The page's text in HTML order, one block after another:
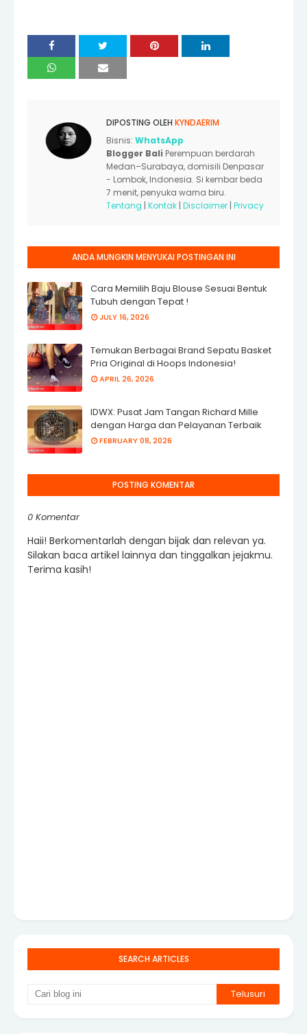
DIPOSTING OLEH KYNDAERIM
Bisnis: WhatsApp
Blogger Bali Perempuan berdarah
Medan–Surabaya, domisili Denpasar
- Lombok, Indonesia. Si kembar beda
7 menit, penyuka warna biru.
Tentang | Kontak | Disclaimer | Privacy
ANDA MUNGKIN MENYUKAI POSTINGAN INI
Cara Memilih Baju Blouse Sesuai Bentuk
Tubuh dengan Tepat !
JULY 16, 2026
Temukan Berbagai Brand Sepatu Basket
Pria Original di Hoops Indonesia!
APRIL 26, 2026
IDWX: Pusat Jam Tangan Richard Mille
dengan Harga dan Pelayanan Terbaik
FEBRUARY 08, 2026
POSTING KOMENTAR
0 Komentar
Haii! Berkomentarlah dengan bijak dan relevan ya.
Silakan baca artikel lainnya dan tinggalkan jejakmu.
Terima kasih!
SEARCH ARTICLES